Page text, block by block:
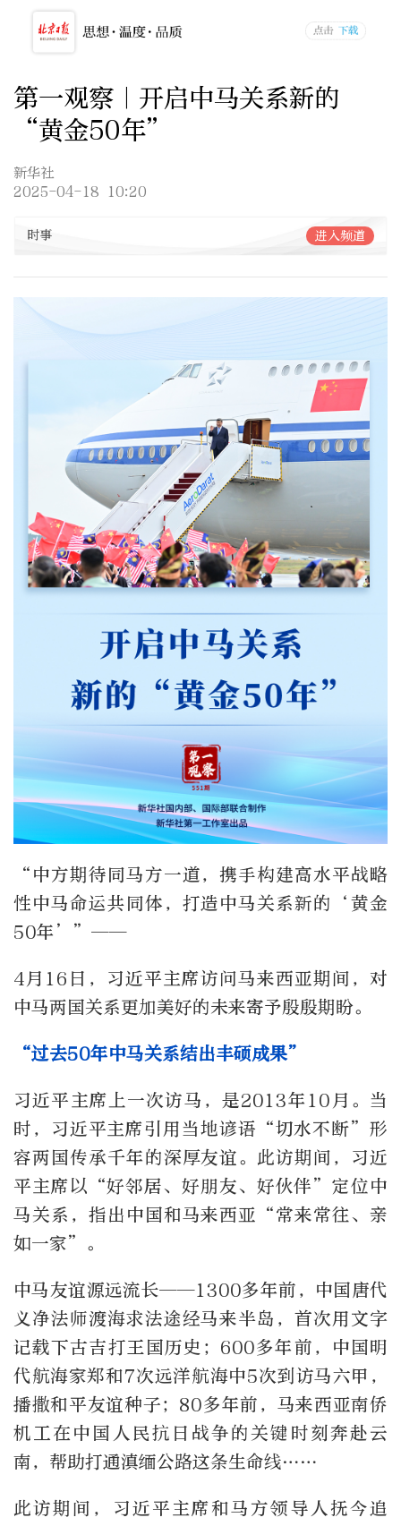
第一观察｜开启中马关系新的
“黄金50年”
新华社
2025-04-18 10:20
时事 进入频道
“中方期待同马方一道，携手构建高水平战略
性中马命运共同体，打造中马关系新的‘黄金
50年’”——
4月16日，习近平主席访问马来西亚期间，对
中马两国关系更加美好的未来寄予殷殷期盼。
“过去50年中马关系结出丰硕成果”
习近平主席上一次访马，是2013年10月。当
时，习近平主席引用当地谚语“切水不断”形
容两国传承千年的深厚友谊。此访期间，习近
平主席以“好邻居、好朋友、好伙伴”定位中
马关系，指出中国和马来西亚“常来常往、亲
如一家”。
中马友谊源远流长——1300多年前，中国唐代
义净法师渡海求法途经马来半岛，首次用文字
记载下古吉打王国历史；600多年前，中国明
代航海家郑和7次远洋航海中5次到访马六甲，
播撒和平友谊种子；80多年前，马来西亚南侨
机工在中国人民抗日战争的关键时刻奔赴云
南，帮助打通滇缅公路这条生命线……
此访期间，习近平主席和马方领导人抚今追